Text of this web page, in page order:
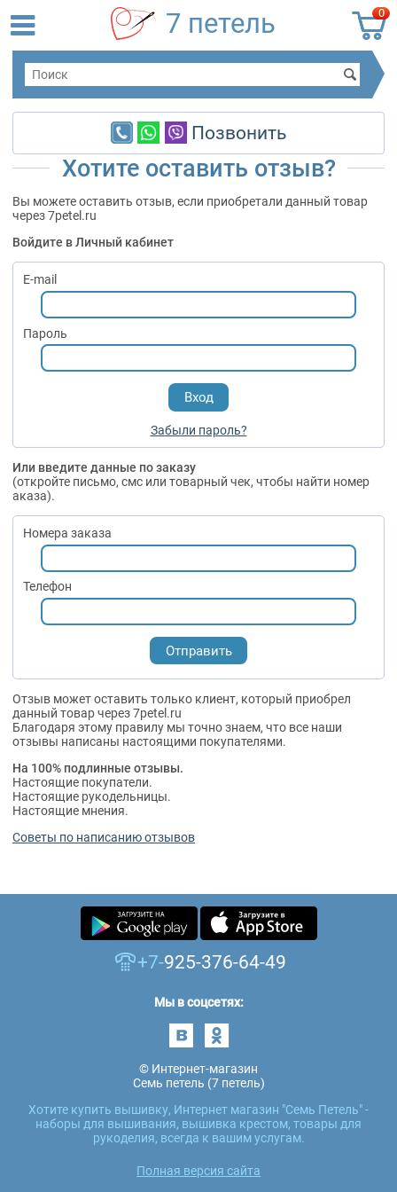
0
7 петель
Позвонить
Хотите оставить отзыв?
Вы можете оставить отзыв, если приобретали данный товар
через 7petel.ru
Войдите в Личный кабинет
E-mail
Пароль
Забыли пароль?
Или введите данные по заказу
(откройте письмо, смс или товарный чек, чтобы найти номер
аказа).
Номера заказа
Телефон
Отзыв может оставить только клиент, который приобрел
данный товар через 7petel.ru
Благодаря этому правилу мы точно знаем, что все наши
отзывы написаны настоящими покупателями.
На 100% подлинные отзывы.
Настоящие покупатели.
Настоящие рукодельницы.
Настоящие мнения.
Советы по написанию отзывов
+7-925-376-64-49
Мы в соцсетях:
© Интернет-магазин
Семь петель (7 петель)
Хотите купить вышивку, Интернет магазин "Семь Петель" -
наборы для вышивания, вышивка крестом, товары для
рукоделия, всегда к вашим услугам.
Полная версия сайта